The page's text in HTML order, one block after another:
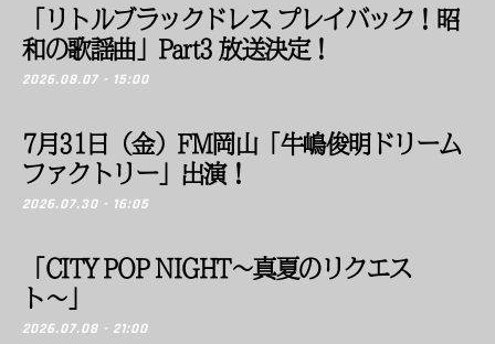
「リトルブラックドレス プレイバック！昭
和の歌謡曲」Part3 放送決定！
2026.08.07 - 15:00
7月31日（金）FM岡山「牛嶋俊明ドリーム
ファクトリー」出演！
2026.07.30 - 16:05
「CITY POP NIGHT〜真夏のリクエス
ト〜」
2026.07.08 - 21:00